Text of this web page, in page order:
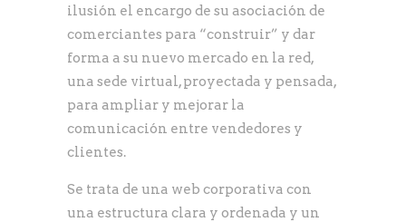
ilusión el encargo de su asociación de
comerciantes para “construir” y dar
forma a su nuevo mercado en la red,
una sede virtual, proyectada y pensada,
para ampliar y mejorar la
comunicación entre vendedores y
clientes.
Se trata de una web corporativa con
una estructura clara y ordenada y un